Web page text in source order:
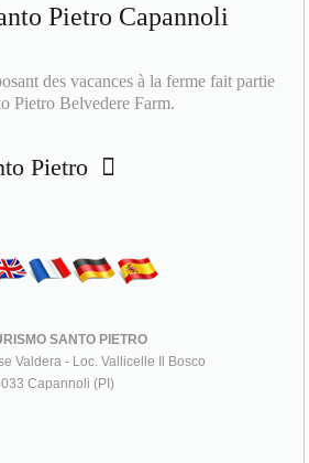
Pietro Capannoli
des vacances à la ferme fait partie
Pietro Belvedere Farm.
Pietro
SANTO PIETRO
Valdera - Loc. Vallicelle Il Bosco
Capannoli (PI)